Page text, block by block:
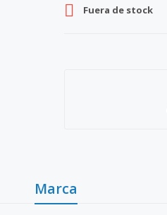
 Fuera de stock
Marca